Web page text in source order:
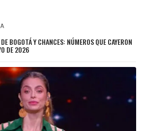
BOGOTÁ Y CHANCES: NÚMEROS QUE CAYERON
DE 2026